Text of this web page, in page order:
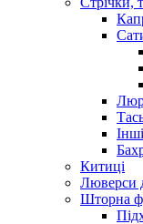
Китиці
Люверси
Шторна